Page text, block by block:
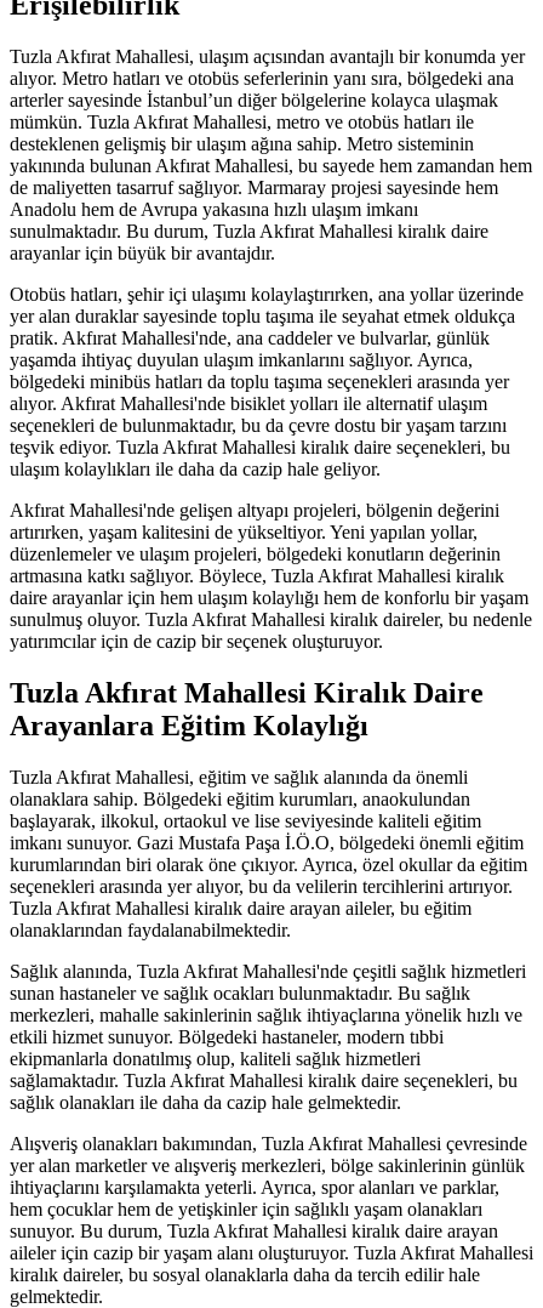
Tuzla Akfırat Mahallesi, ulaşım açısından avantajlı bir konumda yer
alıyor. Metro hatları ve otobüs seferlerinin yanı sıra, bölgedeki ana
arterler sayesinde İstanbul’un diğer bölgelerine kolayca ulaşmak
mümkün. Tuzla Akfırat Mahallesi, metro ve otobüs hatları ile
desteklenen gelişmiş bir ulaşım ağına sahip. Metro sisteminin
yakınında bulunan Akfırat Mahallesi, bu sayede hem zamandan hem
de maliyetten tasarruf sağlıyor. Marmaray projesi sayesinde hem
Anadolu hem de Avrupa yakasına hızlı ulaşım imkanı
sunulmaktadır. Bu durum, Tuzla Akfırat Mahallesi kiralık daire
arayanlar için büyük bir avantajdır.
Otobüs hatları, şehir içi ulaşımı kolaylaştırırken, ana yollar üzerinde
yer alan duraklar sayesinde toplu taşıma ile seyahat etmek oldukça
pratik. Akfırat Mahallesi'nde, ana caddeler ve bulvarlar, günlük
yaşamda ihtiyaç duyulan ulaşım imkanlarını sağlıyor. Ayrıca,
bölgedeki minibüs hatları da toplu taşıma seçenekleri arasında yer
alıyor. Akfırat Mahallesi'nde bisiklet yolları ile alternatif ulaşım
seçenekleri de bulunmaktadır, bu da çevre dostu bir yaşam tarzını
teşvik ediyor. Tuzla Akfırat Mahallesi kiralık daire seçenekleri, bu
ulaşım kolaylıkları ile daha da cazip hale geliyor.
Akfırat Mahallesi'nde gelişen altyapı projeleri, bölgenin değerini
artırırken, yaşam kalitesini de yükseltiyor. Yeni yapılan yollar,
düzenlemeler ve ulaşım projeleri, bölgedeki konutların değerinin
artmasına katkı sağlıyor. Böylece, Tuzla Akfırat Mahallesi kiralık
daire arayanlar için hem ulaşım kolaylığı hem de konforlu bir yaşam
sunulmuş oluyor. Tuzla Akfırat Mahallesi kiralık daireler, bu nedenle
yatırımcılar için de cazip bir seçenek oluşturuyor.
Tuzla Akfırat Mahallesi Kiralık Daire
Arayanlara Eğitim Kolaylığı
Tuzla Akfırat Mahallesi, eğitim ve sağlık alanında da önemli
olanaklara sahip. Bölgedeki eğitim kurumları, anaokulundan
başlayarak, ilkokul, ortaokul ve lise seviyesinde kaliteli eğitim
imkanı sunuyor. Gazi Mustafa Paşa İ.Ö.O, bölgedeki önemli eğitim
kurumlarından biri olarak öne çıkıyor. Ayrıca, özel okullar da eğitim
seçenekleri arasında yer alıyor, bu da velilerin tercihlerini artırıyor.
Tuzla Akfırat Mahallesi kiralık daire arayan aileler, bu eğitim
olanaklarından faydalanabilmektedir.
Sağlık alanında, Tuzla Akfırat Mahallesi'nde çeşitli sağlık hizmetleri
sunan hastaneler ve sağlık ocakları bulunmaktadır. Bu sağlık
merkezleri, mahalle sakinlerinin sağlık ihtiyaçlarına yönelik hızlı ve
etkili hizmet sunuyor. Bölgedeki hastaneler, modern tıbbi
ekipmanlarla donatılmış olup, kaliteli sağlık hizmetleri
sağlamaktadır. Tuzla Akfırat Mahallesi kiralık daire seçenekleri, bu
sağlık olanakları ile daha da cazip hale gelmektedir.
Alışveriş olanakları bakımından, Tuzla Akfırat Mahallesi çevresinde
yer alan marketler ve alışveriş merkezleri, bölge sakinlerinin günlük
ihtiyaçlarını karşılamakta yeterli. Ayrıca, spor alanları ve parklar,
hem çocuklar hem de yetişkinler için sağlıklı yaşam olanakları
sunuyor. Bu durum, Tuzla Akfırat Mahallesi kiralık daire arayan
aileler için cazip bir yaşam alanı oluşturuyor. Tuzla Akfırat Mahallesi
kiralık daireler, bu sosyal olanaklarla daha da tercih edilir hale
gelmektedir.